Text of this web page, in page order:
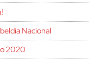
Nacional
2020